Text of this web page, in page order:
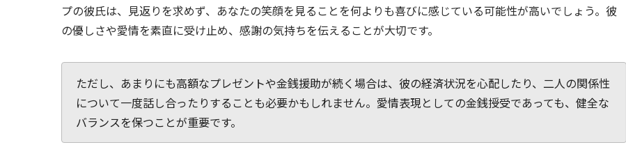
プの彼氏は、見返りを求めず、あなたの笑顔を見ることを何よりも喜びに感じている可能性が高いでしょう。彼
の優しさや愛情を素直に受け止め、感謝の気持ちを伝えることが大切です。
ただし、あまりにも高額なプレゼントや金銭援助が続く場合は、彼の経済状況を心配したり、二人の関係性
について一度話し合ったりすることも必要かもしれません。愛情表現としての金銭授受であっても、健全な
バランスを保つことが重要です。